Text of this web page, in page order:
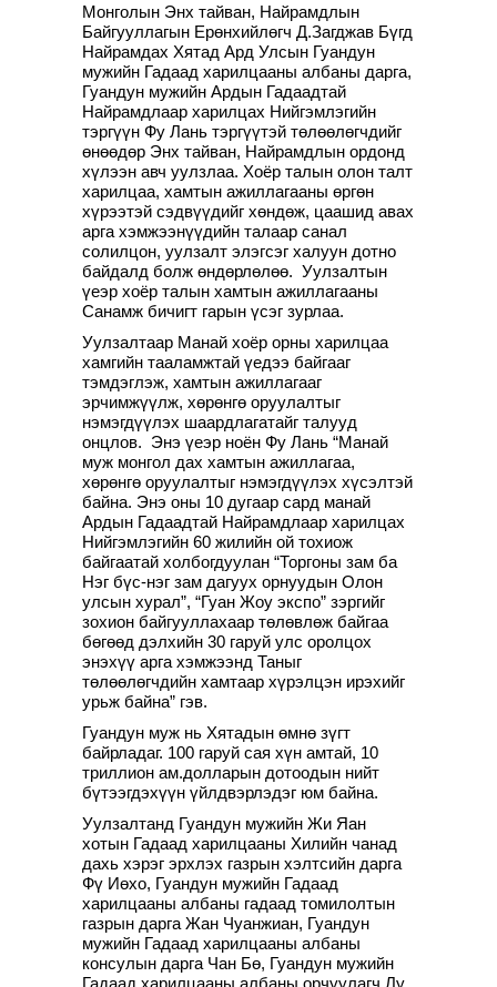
Монголын Энх тайван, Найрамдлын
Байгууллагын Ерөнхийлөгч Д.Загджав Бүгд
Найрамдах Хятад Ард Улсын Гуандун
мужийн Гадаад харилцааны албаны дарга,
Гуандун мужийн Ардын Гадаадтай
Найрамдлаар харилцах Нийгэмлэгийн
тэргүүн Фу Лань тэргүүтэй төлөөлөгчдийг
өнөөдөр Энх тайван, Найрамдлын ордонд
хүлээн авч уулзлаа. Хоёр талын олон талт
харилцаа, хамтын ажиллагааны өргөн
хүрээтэй сэдвүүдийг хөндөж, цаашид авах
арга хэмжээнүүдийн талаар санал
солилцон, уулзалт элэгсэг халуун дотно
байдалд болж өндөрлөлөө. Уулзалтын
үеэр хоёр талын хамтын ажиллагааны
Санамж бичигт гарын үсэг зурлаа.
Уулзалтаар Манай хоёр орны харилцаа
хамгийн тааламжтай үедээ байгааг
тэмдэглэж, хамтын ажиллагааг
эрчимжүүлж, хөрөнгө оруулалтыг
нэмэгдүүлэх шаардлагатайг талууд
онцлов. Энэ үеэр ноён Фу Лань “Манай
муж монгол дах хамтын ажиллагаа,
хөрөнгө оруулалтыг нэмэгдүүлэх хүсэлтэй
байна. Энэ оны 10 дугаар сард манай
Ардын Гадаадтай Найрамдлаар харилцах
Нийгэмлэгийн 60 жилийн ой тохиож
байгаатай холбогдуулан “Торгоны зам ба
Нэг бүс-нэг зам дагуух орнуудын Олон
улсын хурал”, “Гуан Жоу экспо” зэргийг
зохион байгууллахаар төлөвлөж байгаа
бөгөөд дэлхийн 30 гаруй улс оролцох
энэхүү арга хэмжээнд Таныг
төлөөлөгчдийн хамтаар хүрэлцэн ирэхийг
урьж байна” гэв.
Гуандун муж нь Хятадын өмнө зүгт
байрладаг. 100 гаруй сая хүн амтай, 10
триллион ам.долларын дотоодын нийт
бүтээгдэхүүн үйлдвэрлэдэг юм байна.
Уулзалтанд Гуандун мужийн Жи Яан
хотын Гадаад харилцааны Хилийн чанад
дахь хэрэг эрхлэх газрын хэлтсийн дарга
Фү Иөхо, Гуандун мужийн Гадаад
харилцааны албаны гадаад томилолтын
газрын дарга Жан Чуанжиан, Гуандун
мужийн Гадаад харилцааны албаны
консулын дарга Чан Бө, Гуандун мужийн